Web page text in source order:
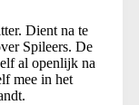
Dient na te
Spileers. De
al openlijk na
mee in het